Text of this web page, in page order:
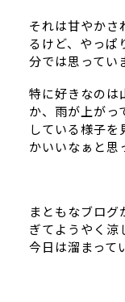
それは甘やかさ
るけど、やっぱ
分では思ってい
特に好きなのは
か、雨が上がっ
している様子
かいいなぁと思
まともなブロ
ぎてようやく涼
今日は溜まって